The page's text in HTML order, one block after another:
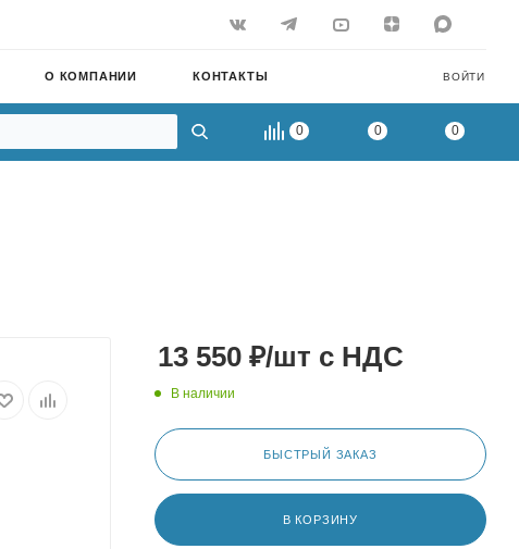
ВОЙТИ
О КОМПАНИИ КОНТАКТЫ
0 0 0
13 550 ₽/шт с НДС
В наличии
БЫСТРЫЙ ЗАКАЗ
В КОРЗИНУ